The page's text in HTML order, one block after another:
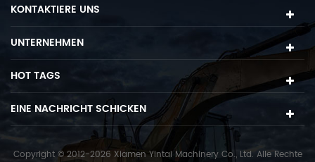
KONTAKTIERE UNS
UNTERNEHMEN
HOT TAGS
EINE NACHRICHT SCHICKEN
Copyright © 2012-2026 Xiamen Yintai Machinery Co., Ltd. Alle Rechte